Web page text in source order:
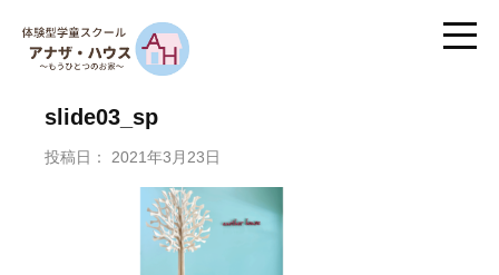
slide03_sp
投稿日： 2021年3月23日